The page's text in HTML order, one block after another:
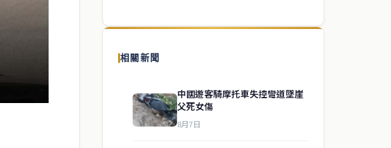
相關新聞
中國遊客騎摩托車失控彎道墜崖
父死女傷
8月7日